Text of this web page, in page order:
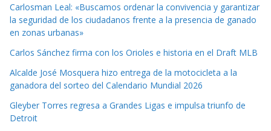
Carlosman Leal: «Buscamos ordenar la convivencia y garantizar
la seguridad de los ciudadanos frente a la presencia de ganado
en zonas urbanas»
Carlos Sánchez firma con los Orioles e historia en el Draft MLB
Alcalde José Mosquera hizo entrega de la motocicleta a la
ganadora del sorteo del Calendario Mundial 2026
Gleyber Torres regresa a Grandes Ligas e impulsa triunfo de
Detroit